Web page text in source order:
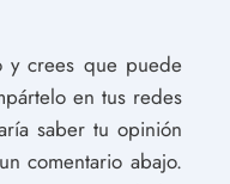
y crees que puede
en tus redes
saber tu opinión
comentario abajo.